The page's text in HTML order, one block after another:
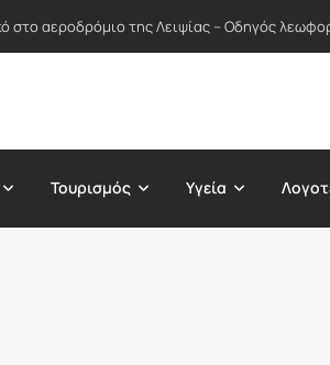
στο αεροδρόμιο της Λειψίας – Οδηγός
Τουρισμός Υγεία